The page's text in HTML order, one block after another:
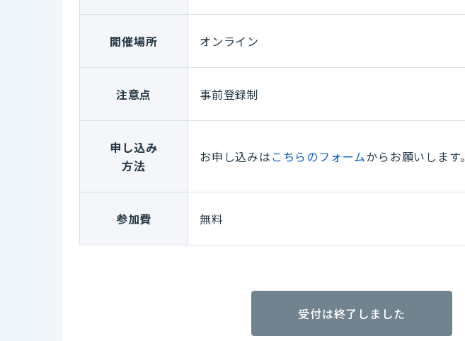
開催場所 オンライン
注意点 事前登録制
申し込み
方法
お申し込みはこちらのフォームからお願いします。
参加費 無料
受付は終了しました